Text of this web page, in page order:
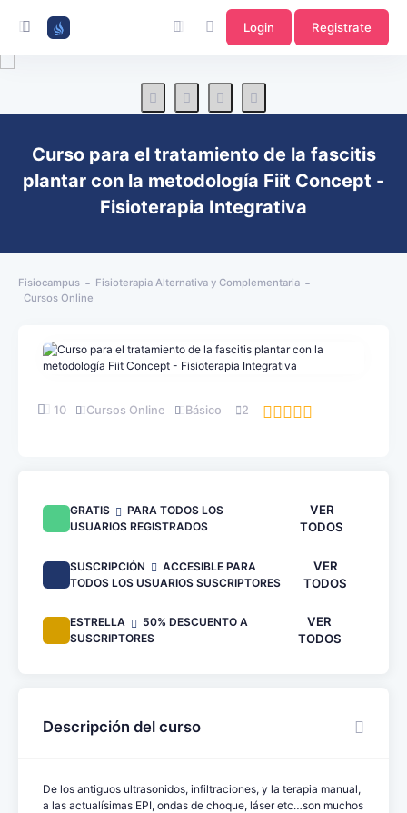
Login Registrate
Curso para el tratamiento de la fascitis
plantar con la metodología Fiit Concept -
Fisioterapia Integrativa
Fisiocampus
Fisioterapia Alternativa y Complementaria
Cursos Online
10 Cursos Online Básico 2
GRATIS
PARA TODOS LOS
USUARIOS REGISTRADOS
VER
TODOS
SUSCRIPCIÓN
ACCESIBLE PARA
TODOS LOS USUARIOS SUSCRIPTORES
VER
TODOS
ESTRELLA
50% DESCUENTO A
SUSCRIPTORES
VER
TODOS
Descripción del curso
De los antiguos ultrasonidos, infiltraciones, y la terapia manual,
a las actualísimas EPI, ondas de choque, láser etc…son muchos